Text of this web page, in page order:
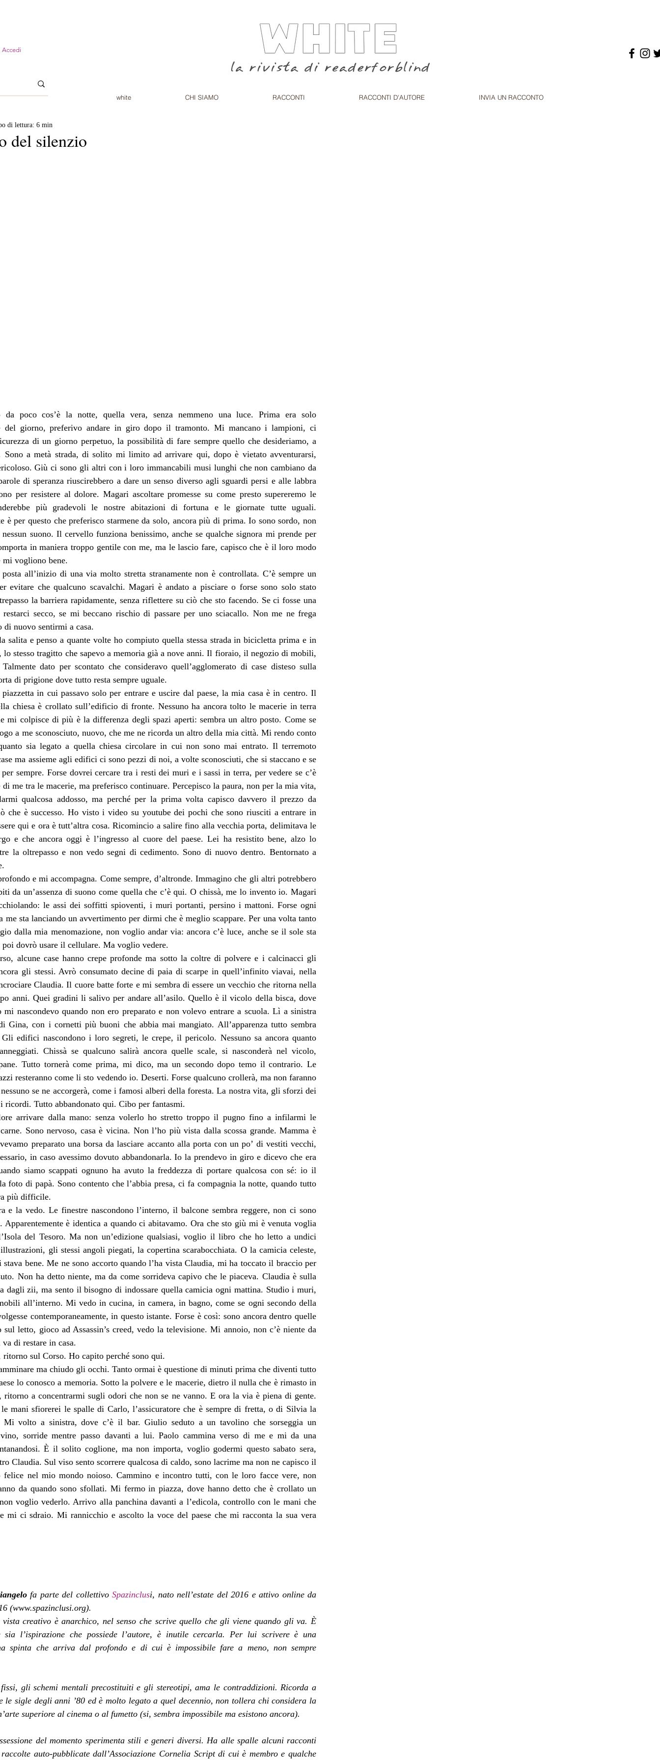
Accedi
white CHI SIAMO RACCONTI RACCONTI D'AUTORE INVIA UN RACCONTO
del silenzio
di lettura: 6 min
da poco cos’è la notte, quella vera, senza nemmeno una luce. Prima era solo
del giorno, preferivo andare in giro dopo il tramonto. Mi mancano i lampioni, ci
di un giorno perpetuo, la possibilità di fare sempre quello che desideriamo, a
Sono a metà strada, di solito mi limito ad arrivare qui, dopo è vietato avventurarsi,
Giù ci sono gli altri con i loro immancabili musi lunghi che non cambiano da
di speranza riuscirebbero a dare un senso diverso agli sguardi persi e alle labbra
per resistere al dolore. Magari ascoltare promesse su come presto supereremo le
più gradevoli le nostre abitazioni di fortuna e le giornate tutte uguali.
è per questo che preferisco starmene da solo, ancora più di prima. Io sono sordo, non
nessun suono. Il cervello funziona benissimo, anche se qualche signora mi prende per
in maniera troppo gentile con me, ma le lascio fare, capisco che è il loro modo
mi vogliono bene.
posta all’inizio di una via molto stretta stranamente non è controllata. C’è sempre un
evitare che qualcuno scavalchi. Magari è andato a pisciare o forse sono solo stato
la barriera rapidamente, senza riflettere su ciò che sto facendo. Se ci fosse una
restarci secco, se mi beccano rischio di passare per uno sciacallo. Non me ne frega
di nuovo sentirmi a casa.
salita e penso a quante volte ho compiuto quella stessa strada in bicicletta prima e in
lo stesso tragitto che sapevo a memoria già a nove anni. Il fioraio, il negozio di mobili,
dato per scontato che consideravo quell’agglomerato di case disteso sulla
di prigione dove tutto resta sempre uguale.
in cui passavo solo per entrare e uscire dal paese, la mia casa è in centro. Il
chiesa è crollato sull’edificio di fronte. Nessuno ha ancora tolto le macerie in terra
mi colpisce di più è la differenza degli spazi aperti: sembra un altro posto. Come se
a me sconosciuto, nuovo, che me ne ricorda un altro della mia città. Mi rendo conto
sia legato a quella chiesa circolare in cui non sono mai entrato. Il terremoto
ma assieme agli edifici ci sono pezzi di noi, a volte sconosciuti, che si staccano e se
sempre. Forse dovrei cercare tra i resti dei muri e i sassi in terra, per vedere se c’è
di me tra le macerie, ma preferisco continuare. Percepisco la paura, non per la mia vita,
qualcosa addosso, ma perché per la prima volta capisco davvero il prezzo da
che è successo. Ho visto i video su youtube dei pochi che sono riusciti a entrare in
qui e ora è tutt’altra cosa. Ricomincio a salire fino alla vecchia porta, delimitava le
e che ancora oggi è l’ingresso al cuore del paese. Lei ha resistito bene, alzo lo
la oltrepasso e non vedo segni di cedimento. Sono di nuovo dentro. Bentornato a
e mi accompagna. Come sempre, d’altronde. Immagino che gli altri potrebbero
da un’assenza di suono come quella che c’è qui. O chissà, me lo invento io. Magari
le assi dei soffitti spioventi, i muri portanti, persino i mattoni. Forse ogni
me sta lanciando un avvertimento per dirmi che è meglio scappare. Per una volta tanto
dalla mia menomazione, non voglio andar via: ancora c’è luce, anche se il sole sta
poi dovrò usare il cellulare. Ma voglio vedere.
alcune case hanno crepe profonde ma sotto la coltre di polvere e i calcinacci gli
gli stessi. Avrò consumato decine di paia di scarpe in quell’infinito viavai, nella
Claudia. Il cuore batte forte e mi sembra di essere un vecchio che ritorna nella
anni. Quei gradini li salivo per andare all’asilo. Quello è il vicolo della bisca, dove
mi nascondevo quando non ero preparato e non volevo entrare a scuola. Lì a sinistra
Gina, con i cornetti più buoni che abbia mai mangiato. All’apparenza tutto sembra
edifici nascondono i loro segreti, le crepe, il pericolo. Nessuno sa ancora quanto
Chissà se qualcuno salirà ancora quelle scale, si nasconderà nel vicolo,
Tutto tornerà come prima, mi dico, ma un secondo dopo temo il contrario. Le
resteranno come li sto vedendo io. Deserti. Forse qualcuno crollerà, ma non faranno
se ne accorgerà, come i famosi alberi della foresta. La nostra vita, gli sforzi dei
ricordi. Tutto abbandonato qui. Cibo per fantasmi.
arrivare dalla mano: senza volerlo ho stretto troppo il pugno fino a infilarmi le
Sono nervoso, casa è vicina. Non l’ho più vista dalla scossa grande. Mamma è
preparato una borsa da lasciare accanto alla porta con un po’ di vestiti vecchi,
in caso avessimo dovuto abbandonarla. Io la prendevo in giro e dicevo che era
siamo scappati ognuno ha avuto la freddezza di portare qualcosa con sé: io il
foto di papà. Sono contento che l’abbia presa, ci fa compagnia la notte, quando tutto
più difficile.
e la vedo. Le finestre nascondono l’interno, il balcone sembra reggere, non ci sono
Apparentemente è identica a quando ci abitavamo. Ora che sto giù mi è venuta voglia
del Tesoro. Ma non un’edizione qualsiasi, voglio il libro che ho letto a undici
gli stessi angoli piegati, la copertina scarabocchiata. O la camicia celeste,
stava bene. Me ne sono accorto quando l’ha vista Claudia, mi ha toccato il braccio per
Non ha detto niente, ma da come sorrideva capivo che le piaceva. Claudia è sulla
dagli zii, ma sento il bisogno di indossare quella camicia ogni mattina. Studio i muri,
all’interno. Mi vedo in cucina, in camera, in bagno, come se ogni secondo della
contemporaneamente, in questo istante. Forse è così: sono ancora dentro quelle
sul letto, gioco ad Assassin’s creed, vedo la televisione. Mi annoio, non c’è niente da
di restare in casa.
sul Corso. Ho capito perché sono qui.
ma chiudo gli occhi. Tanto ormai è questione di minuti prima che diventi tutto
lo conosco a memoria. Sotto la polvere e le macerie, dietro il nulla che è rimasto in
ritorno a concentrarmi sugli odori che non se ne vanno. E ora la via è piena di gente.
le mani sfiorerei le spalle di Carlo, l’assicuratore che è sempre di fretta, o di Silvia la
Mi volto a sinistra, dove c’è il bar. Giulio seduto a un tavolino che sorseggia un
sorride mentre passo davanti a lui. Paolo cammina verso di me e mi da una
È il solito coglione, ma non importa, voglio godermi questo sabato sera,
Claudia. Sul viso sento scorrere qualcosa di caldo, sono lacrime ma non ne capisco il
felice nel mio mondo noioso. Cammino e incontro tutti, con le loro facce vere, non
da quando sono sfollati. Mi fermo in piazza, dove hanno detto che è crollato un
voglio vederlo. Arrivo alla panchina davanti a l’edicola, controllo con le mani che
mi ci sdraio. Mi rannicchio e ascolto la voce del paese che mi racconta la sua vera
fa parte del collettivo Spazinclusi, nato nell’estate del 2016 e attivo online da
(www.spazinclusi.org).
creativo è anarchico, nel senso che scrive quello che gli viene quando gli va. È
sia l’ispirazione che possiede l’autore, è inutile cercarla. Per lui scrivere è una
spinta che arriva dal profondo e di cui è impossibile fare a meno, non sempre
gli schemi mentali precostituiti e gli stereotipi, ama le contraddizioni. Ricorda a
le sigle degli anni ’80 ed è molto legato a quel decennio, non tollera chi considera la
superiore al cinema o al fumetto (si, sembra impossibile ma esistono ancora).
del momento sperimenta stili e generi diversi. Ha alle spalle alcuni racconti
auto-pubblicate dall’Associazione Cornelia Script di cui è membro e qualche